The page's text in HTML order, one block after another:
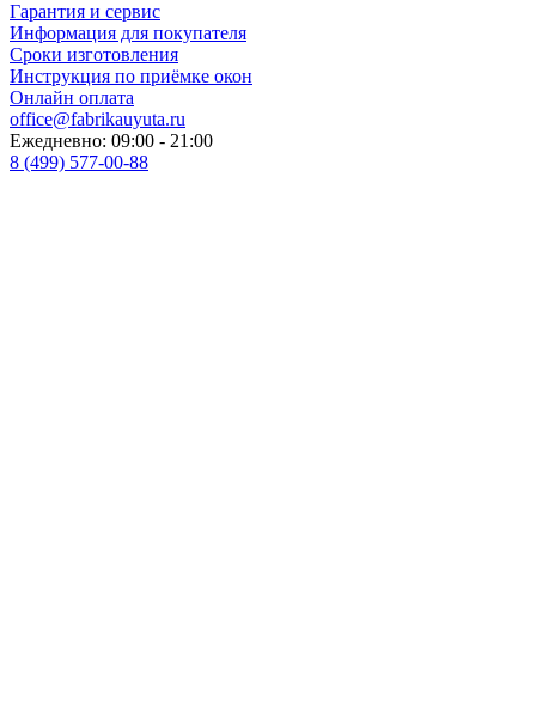
Гарантия и сервис
Информация для покупателя
Сроки изготовления
Инструкция по приёмке окон
Онлайн оплата
office@fabrikauyuta.ru
Ежедневно: 09:00 - 21:00
8 (499) 577-00-88